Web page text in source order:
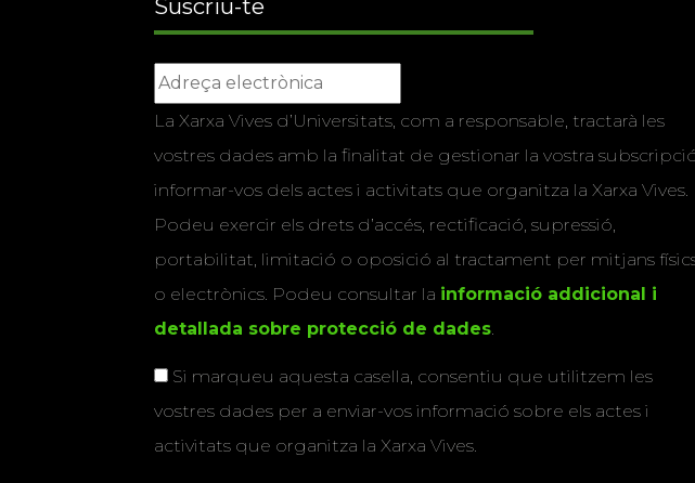
Suscriu-te
La Xarxa Vives d’Universitats, com a responsable, tractarà les
vostres dades amb la finalitat de gestionar la vostra
informar-vos dels actes i activitats que organitza la Xarxa Vives.
Podeu exercir els drets d’accés, rectificació, supressió,
portabilitat, limitació o oposició al tractament per mitjans
o electrònics. Podeu consultar la informació addicional i
detallada sobre protecció de dades.
Si marqueu aquesta casella, consentiu que utilitzem les
vostres dades per a enviar-vos informació sobre els actes i
activitats que organitza la Xarxa Vives.